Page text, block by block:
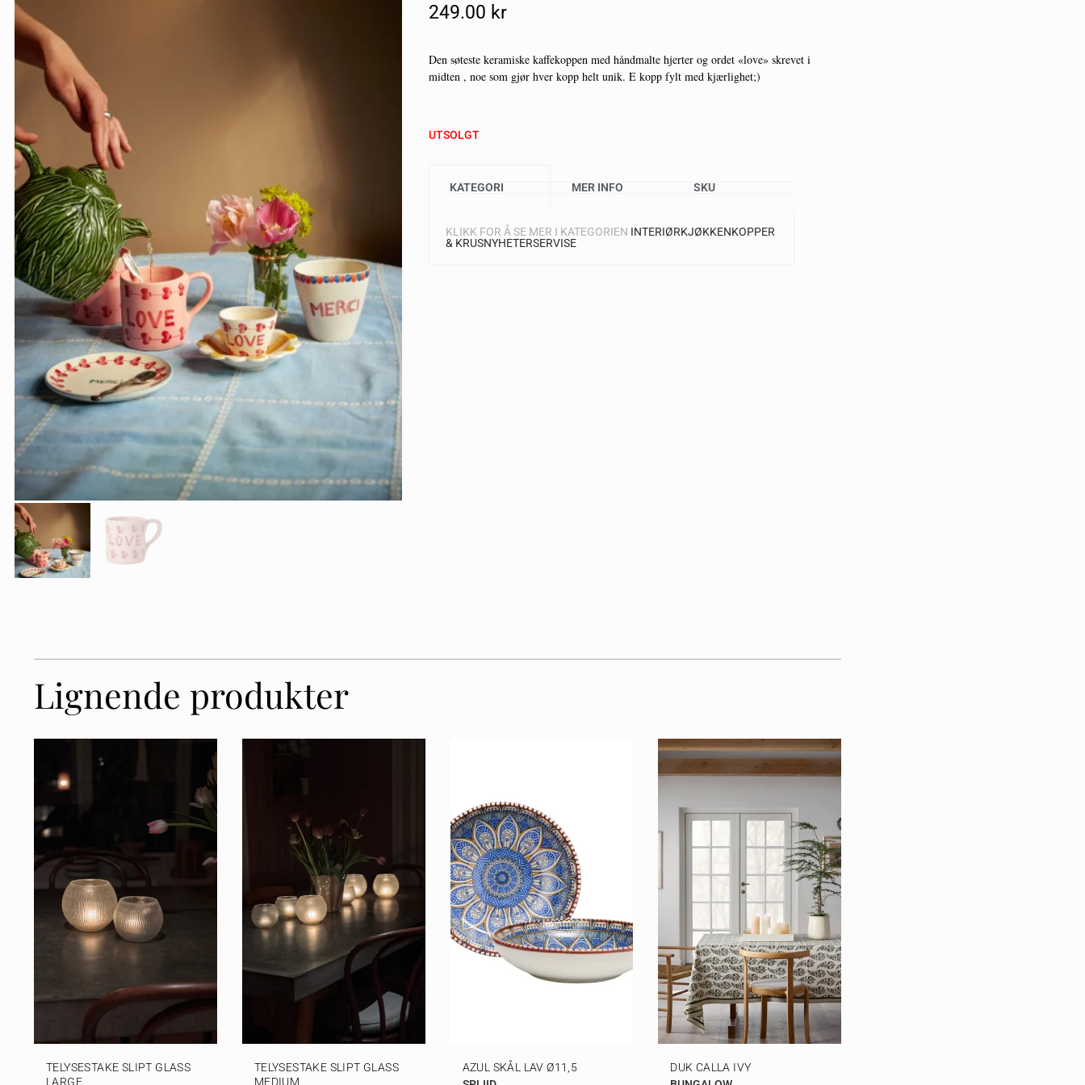
249.00 Kr
Den søteste keramiske kaffekoppen med håndmalte hjerter og ordet «love» skrevet i
midten , noe som gjør hver kopp helt unik. E kopp fylt med kjærlighet;)
UTSOLGT
KATEGORI MER INFO SKU
KLIKK FOR Å SE MER I KATEGORIEN INTERIØRKJØKKENKOPPER
& KRUSNYHETERSERVISE
Lignende produkter
TELYSESTAKE SLIPT GLASS
LARGE
TELYSESTAKE SLIPT GLASS
MEDIUM
AZUL SKÅL LAV Ø11,5
DUK CALLA IVY